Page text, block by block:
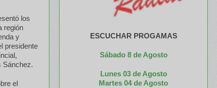
los
región
y
presidente
Sánchez.
el
ESCUCHAR PROGAMAS
Sábado 8 de Agosto
Lunes 03 de Agosto
Martes 04 de Agosto